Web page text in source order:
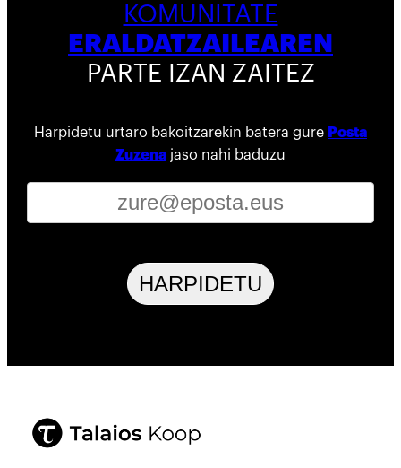
KOMUNITATE
ERALDATZAILEAREN
PARTE IZAN ZAITEZ
Harpidetu urtaro bakoitzarekin batera gure Posta
Zuzena jaso nahi baduzu
HARPIDETU